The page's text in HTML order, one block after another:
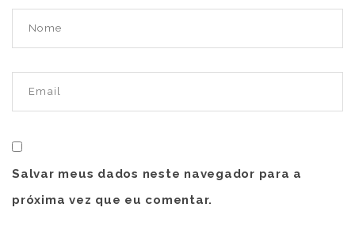
Salvar meus dados neste navegador para a
próxima vez que eu comentar.